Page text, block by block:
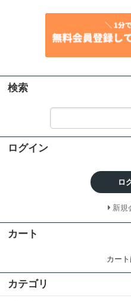
検索
ログイン
ロ
新規
カート
カー
カテゴリ